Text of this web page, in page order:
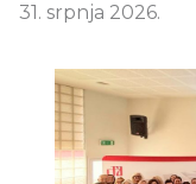
31. srpnja 2026.